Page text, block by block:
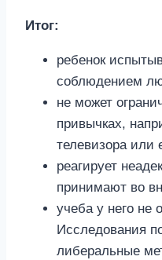
Итог:
ребенок
соблюдением
не может
привычках,
телевизора или
реагирует
принимают во
учеба у него не
Исследования
либеральные